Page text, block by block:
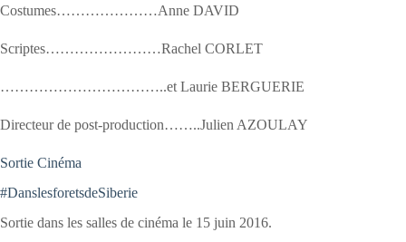
Costumes…………………Anne DAVID
Scriptes……………………Rachel CORLET
……………………………..et Laurie BERGUERIE
Directeur de post-production……..Julien AZOULAY
Sortie Cinéma
#DanslesforetsdeSiberie
Sortie dans les salles de cinéma le 15 juin 2016.